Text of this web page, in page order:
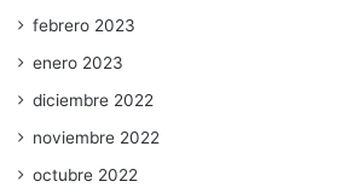
febrero 2023
enero 2023
diciembre 2022
noviembre 2022
octubre 2022